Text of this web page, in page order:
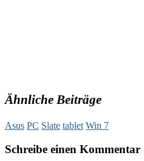
Ähnliche Beiträge
Asus PC Slate tablet Win 7
Schreibe einen Kommentar